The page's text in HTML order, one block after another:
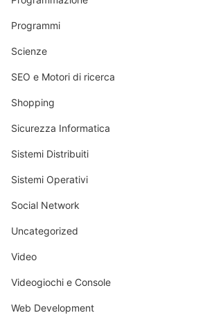
Programmi
Scienze
SEO e Motori di ricerca
Shopping
Sicurezza Informatica
Sistemi Distribuiti
Sistemi Operativi
Social Network
Uncategorized
Video
Videogiochi e Console
Web Development